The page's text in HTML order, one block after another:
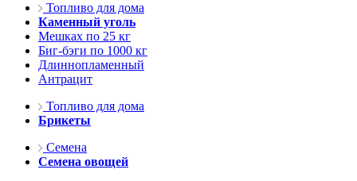
Топливо для дома
Каменный уголь
Мешках по 25 кг
Биг-бэги по 1000 кг
Длиннопламенный
Антрацит
Топливо для дома
Брикеты
Семена
Семена овощей